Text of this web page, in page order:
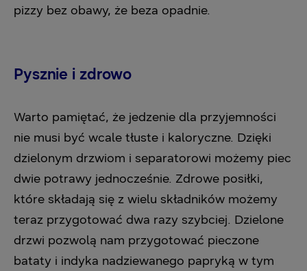
pizzy bez obawy, że beza opadnie.
Pysznie i zdrowo
Warto pamiętać, że jedzenie dla przyjemności
nie musi być wcale tłuste i kaloryczne. Dzięki
dzielonym drzwiom i separatorowi możemy piec
dwie potrawy jednocześnie. Zdrowe posiłki,
które składają się z wielu składników możemy
teraz przygotować dwa razy szybciej. Dzielone
drzwi pozwolą nam przygotować pieczone
bataty i indyka nadziewanego papryką w tym